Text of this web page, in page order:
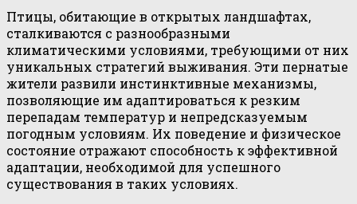
Птицы, обитающие в открытых ландшафтах,
сталкиваются с разнообразными
климатическими условиями, требующими от них
уникальных стратегий выживания. Эти пернатые
жители развили инстинктивные механизмы,
позволяющие им адаптироваться к резким
перепадам температур и непредсказуемым
погодным условиям. Их поведение и физическое
состояние отражают способность к эффективной
адаптации, необходимой для успешного
существования в таких условиях.